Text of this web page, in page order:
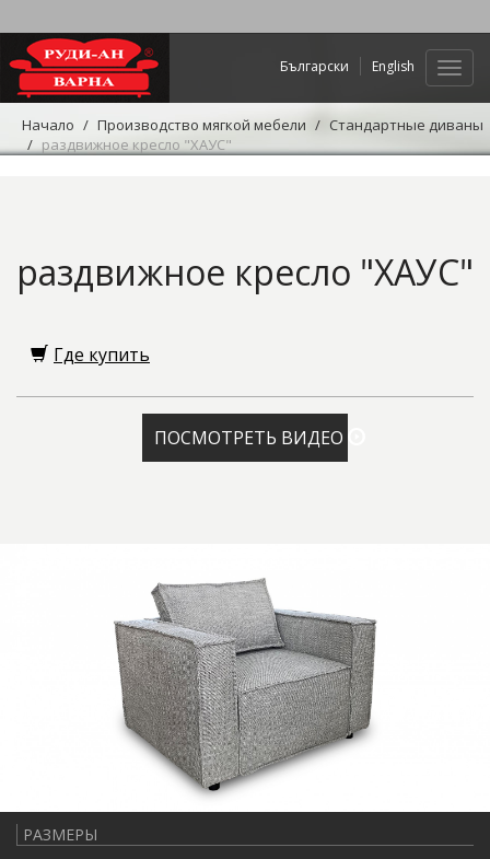
Български English
Начало Производство мягкой мебели
Стандартные диваны
раздвижное кресло "ХАУС"
раздвижное кресло "ХАУС"
Где купить
ПОСМОТРЕТЬ ВИДЕО
РАЗМЕРЫ